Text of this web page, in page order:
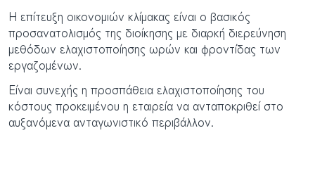
Η επίτευξη οικονομιών κλίμακας είναι ο βασικός
προσανατολισμός της διοίκησης με διαρκή διερεύνηση
μεθόδων ελαχιστοποίησης ωρών και φροντίδας των
εργαζομένων.
Είναι συνεχής η προσπάθεια ελαχιστοποίησης του
κόστους προκειμένου η εταιρεία να ανταποκριθεί στο
αυξανόμενα ανταγωνιστικό περιβάλλον.